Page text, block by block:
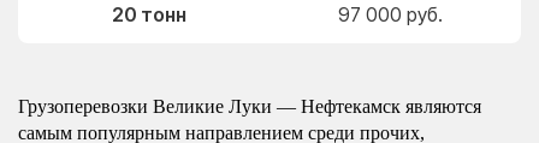
20 тонн 97 000 руб.
Грузоперевозки Великие Луки — Нефтекамск являются
самым популярным направлением среди прочих,